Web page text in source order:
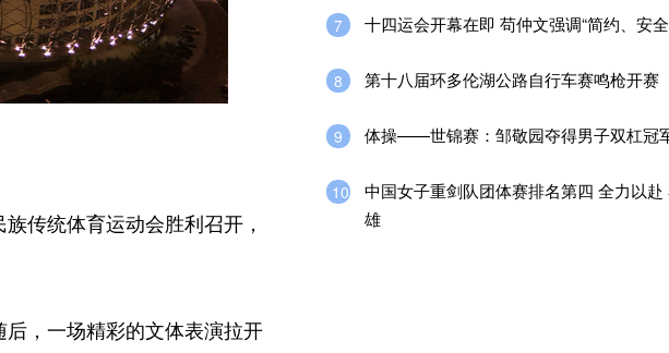
传统体育运动会胜利召开，
，一场精彩的文体表演拉开
7 十四运会开幕在即 苟仲文强调“简约、安
8 第十八届环多伦湖公路自行车赛鸣枪开赛
9 体操——世锦赛：邹敬园夺得男子双杠冠
10
中国女子重剑队团体赛排名第四 全力以赴
雄